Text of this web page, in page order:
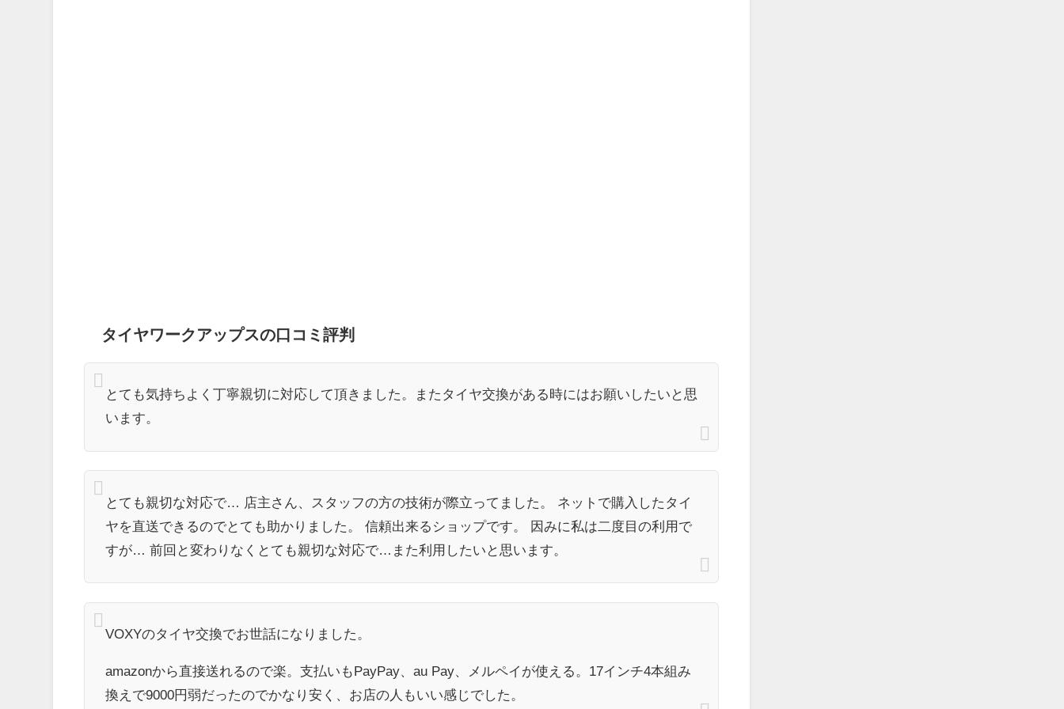
タイヤワークアップスの口コミ評判
とても気持ちよく丁寧親切に対応して頂きました。またタイヤ交換がある時にはお願いしたいと思
います。
とても親切な対応で… 店主さん、スタッフの方の技術が際立ってました。 ネットで購入したタイ
ヤを直送できるのでとても助かりました。 信頼出来るショップです。 因みに私は二度目の利用で
すが… 前回と変わりなくとても親切な対応で…また利用したいと思います。
VOXYのタイヤ交換でお世話になりました。
amazonから直接送れるので楽。支払いもPayPay、au Pay、メルペイが使える。17インチ4本組み
換えで9000円弱だったのでかなり安く、お店の人もいい感じでした。